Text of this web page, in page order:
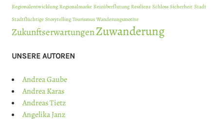
Regionalentwicklung Regionalmarke Reizüberflutung Resilienz Schloss Sicherheit Stadt
Stadtflüchtige Storytelling Tourismus Wanderungsmotive
ZukunftserwartungenZuwanderung
UNSERE AUTOREN
Andrea Gaube
Andrea Karas
Andreas Tietz
Angelika Janz